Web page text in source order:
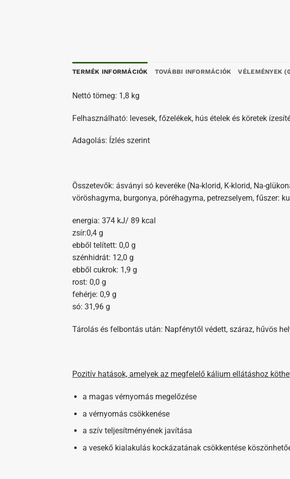
TERMÉK INFORMÁCIÓK TOVÁBBI INFORMÁCIÓK VÉLEMÉNYEK
Nettó tömeg: 1,8 kg
Felhasználható: levesek, főzelékek, hús ételek és köretek
Adagolás: Ízlés szerint
Összetevők: ásványi só keveréke (Na-klorid, K-klorid, Na-
vöröshagyma, burgonya, póréhagyma, petrezselyem, fűszer:
energia: 374 kJ/ 89 kcal
zsír:0,4 g
ebből telített: 0,0 g
szénhidrát: 12,0 g
ebből cukrok: 1,9 g
rost: 0,0 g
fehérje: 0,9 g
só: 31,96 g
Tárolás és felbontás után: Napfénytől védett, száraz, hűvös
Pozitív hatások, amelyek az megfelelő kálium ellátáshoz
a magas vérnyomás megelőzése
a vérnyomás csökkenése
a szív teljesítményének javítása
a vesekő kialakulás kockázatának csökkentése